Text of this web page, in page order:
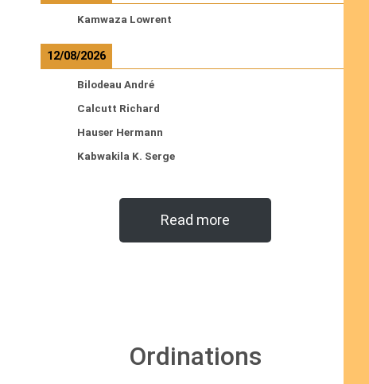
Kamwaza Lowrent
12/08/2026
Bilodeau André
Calcutt Richard
Hauser Hermann
Kabwakila K. Serge
Read more
Ordinations